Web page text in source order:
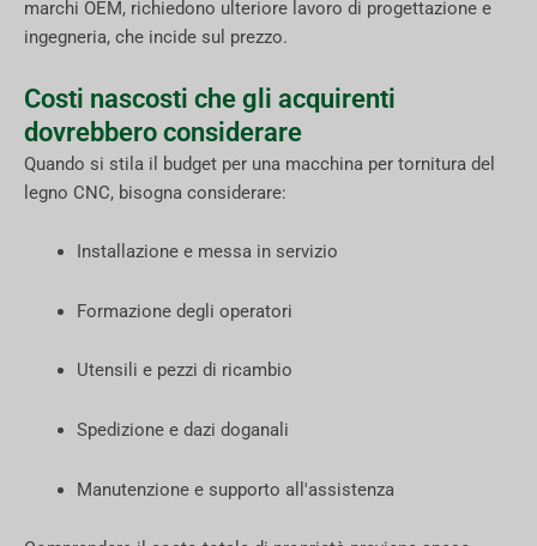
marchi OEM, richiedono ulteriore lavoro di progettazione e
ingegneria, che incide sul prezzo.
Costi nascosti che gli acquirenti
dovrebbero considerare
Quando si stila il budget per una macchina per tornitura del
legno CNC, bisogna considerare:
Installazione e messa in servizio
Formazione degli operatori
Utensili e pezzi di ricambio
Spedizione e dazi doganali
Manutenzione e supporto all'assistenza